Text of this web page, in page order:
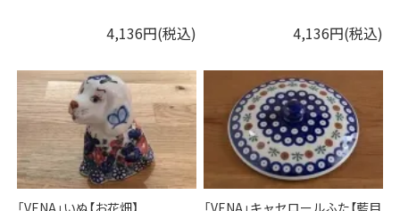
4,136円(税込) 4,136円(税込)
「VENA」いぬ【お花畑】
「VENA」キャセロールふた【藍目